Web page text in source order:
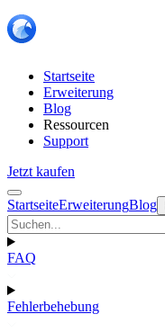
Startseite
Erweiterung
Blog
Ressourcen
Support
Jetzt kaufen
StartseiteErweiterungBlog
FAQ
Fehlerbehebung